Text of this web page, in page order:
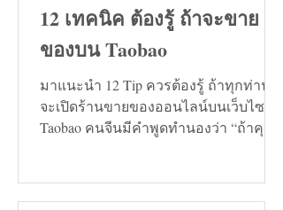
12 เทคนิค ต้องรู้ ถ้าจะขาย
ของบน Taobao
มาแนะนำ 12 Tip ควรต้องรู้ ถ้าทุกท่าน
จะเปิดร้านขายของออนไลน์บนเว็บไซต์
Taobao คนจีนมีคำพูดทำนองว่า “ถ้าคุณ